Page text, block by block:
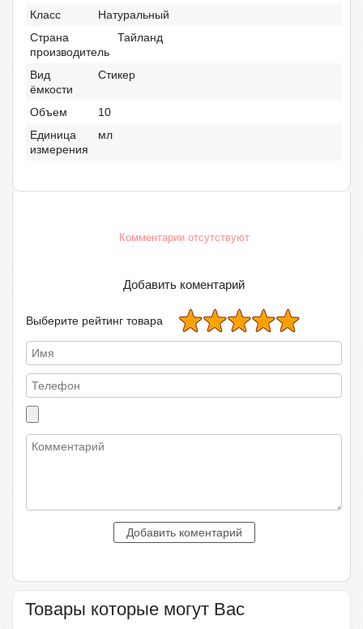
Класс
Натуральный
Страна
производитель
Тайланд
Вид
ёмкости
Стикер
Объем
10
Единица
измерения
мл
Комментарии отсутствуют
Добавить коментарий
Выберите рейтинг товара
Товары которые могут Вас